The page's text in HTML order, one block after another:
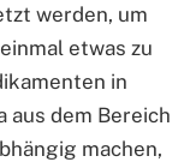
werden, um
etwas zu
in
aus dem Bereich
machen,